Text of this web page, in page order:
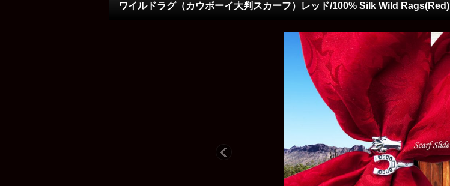
ワイルドラグ（カウボーイ大判スカーフ）レッド/100% Silk Wild Rags(Red)